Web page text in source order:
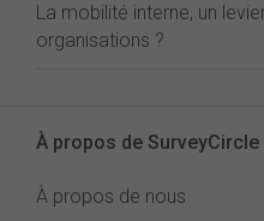
La mobilité interne, un
organisations ?
À propos de SurveyCircle
À propos de nous